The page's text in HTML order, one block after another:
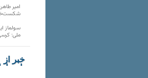
امیر
سولماز
ملی؛
خبر از